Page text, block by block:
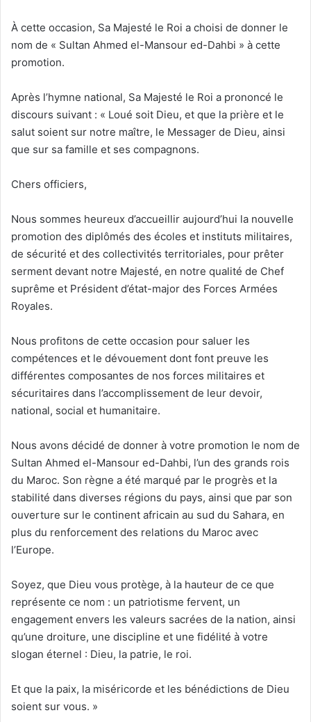
À cette occasion, Sa Majesté le Roi a choisi de donner le
nom de « Sultan Ahmed el-Mansour ed-Dahbi » à cette
promotion.
Après l’hymne national, Sa Majesté le Roi a prononcé le
discours suivant : « Loué soit Dieu, et que la prière et le
salut soient sur notre maître, le Messager de Dieu, ainsi
que sur sa famille et ses compagnons.
Chers officiers,
Nous sommes heureux d’accueillir aujourd’hui la nouvelle
promotion des diplômés des écoles et instituts militaires,
de sécurité et des collectivités territoriales, pour prêter
serment devant notre Majesté, en notre qualité de Chef
suprême et Président d’état-major des Forces Armées
Royales.
Nous profitons de cette occasion pour saluer les
compétences et le dévouement dont font preuve les
différentes composantes de nos forces militaires et
sécuritaires dans l’accomplissement de leur devoir,
national, social et humanitaire.
Nous avons décidé de donner à votre promotion le nom de
Sultan Ahmed el-Mansour ed-Dahbi, l’un des grands rois
du Maroc. Son règne a été marqué par le progrès et la
stabilité dans diverses régions du pays, ainsi que par son
ouverture sur le continent africain au sud du Sahara, en
plus du renforcement des relations du Maroc avec
l’Europe.
Soyez, que Dieu vous protège, à la hauteur de ce que
représente ce nom : un patriotisme fervent, un
engagement envers les valeurs sacrées de la nation, ainsi
qu’une droiture, une discipline et une fidélité à votre
slogan éternel : Dieu, la patrie, le roi.
Et que la paix, la miséricorde et les bénédictions de Dieu
soient sur vous. »